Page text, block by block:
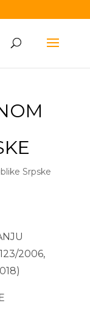
Srpske
2006,